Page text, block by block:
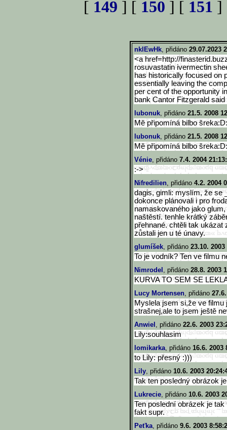
[ 149 ] [ 150 ] [ 151 ]
nklEwHk, přidáno 29.07.2023
<a href=http://
rosuvastatin ivermectin
has historically focused on
essentially leaving the
per cent of the opportunity
bank Cantor Fitzgerald
lubonuk, přidáno 21.5. 2008
Mě připomíná bilbo
lubonuk, přidáno 21.5. 2008
Mě připomíná bilbo
Vénie, přidáno 7.4. 2004
:->
Nifredilien, přidáno 4.2. 2004
dagis, gimli: myslím, že se
dokonce plánovali i pro
namaskovaného jako
naštěstí. tenhle krátký
přehnané. chtěli tak ukázat
zůstali jen u té únavy.
glumíšek, přidáno 23.10. 2003
To je vodník? Ten ve filmu
Nimrodel , přidáno 28.8. 2003
KURVA TO SEM SE
Lucy Mortensen, přidáno
Myslela jsem si,že ve filmu
strašnej,ale to jsem ještě
Anwiel , přidáno 22.6. 2003
Lily:souhlasim
lomikarka, přidáno 16.6. 2003
to Lily: přesný :)))
Lily, přidáno 10.6. 2003
Tak ten posledný obrázok
Lukrecie, přidáno 10.6. 2003
Ten poslední obrázek je
fakt supr.
Peťka, přidáno 9.6. 2003